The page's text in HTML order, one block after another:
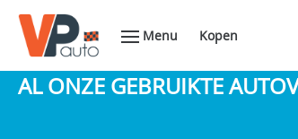
Menu Kopen
AL ONZE GEBRUIKTE